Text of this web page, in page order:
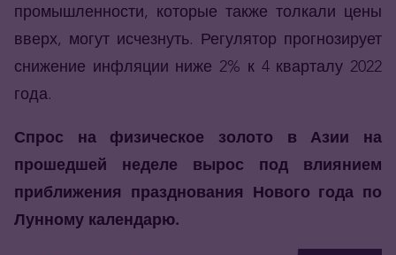
промышленности, которые также толкали цены
вверх, могут исчезнуть. Регулятор прогнозирует
снижение инфляции ниже 2% к 4 кварталу 2022
года.
Спрос на физическое золото в Азии на
прошедшей неделе вырос под влиянием
приближения празднования Нового года по
Лунному календарю.